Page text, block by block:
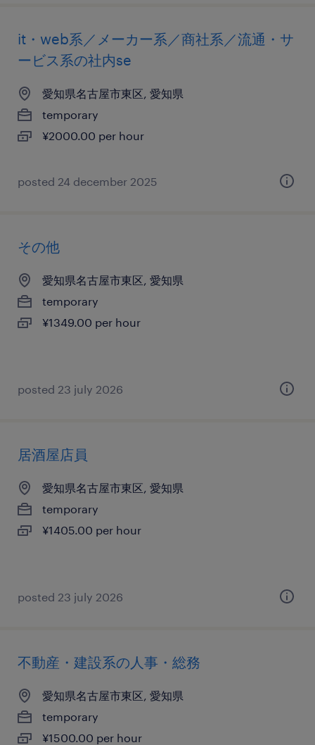
it・web系／メーカー系／商社系／流通・サ
ービス系の社内se
愛知県名古屋市東区, 愛知県
temporary
¥2000.00 per hour
posted 24 december 2025
その他
愛知県名古屋市東区, 愛知県
temporary
¥1349.00 per hour
posted 23 july 2026
居酒屋店員
愛知県名古屋市東区, 愛知県
temporary
¥1405.00 per hour
posted 23 july 2026
不動産・建設系の人事・総務
愛知県名古屋市東区, 愛知県
temporary
¥1500.00 per hour